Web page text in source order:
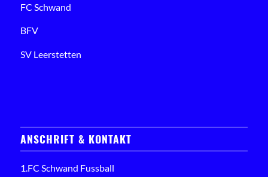
FC Schwand
BFV
SV Leerstetten
ANSCHRIFT & KONTAKT
1.FC Schwand Fussball